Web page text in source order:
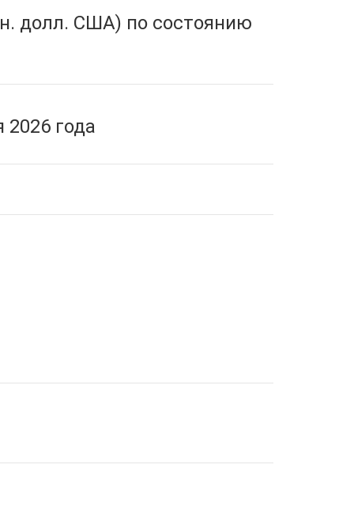
долл. США) по состоянию
года